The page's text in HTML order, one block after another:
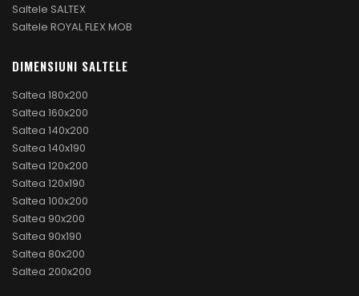
Saltele SALTEX
Saltele ROYAL FLEX MOB
DIMENSIUNI SALTELE
Saltea 180x200
Saltea 160x200
Saltea 140x200
Saltea 140x190
Saltea 120x200
Saltea 120x190
Saltea 100x200
Saltea 90x200
Saltea 90x190
Saltea 80x200
Saltea 200x200